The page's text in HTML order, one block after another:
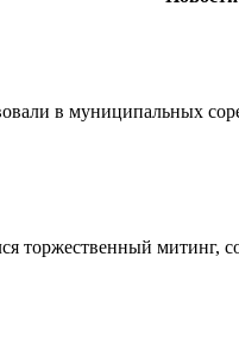
в муниципальных
торжественный